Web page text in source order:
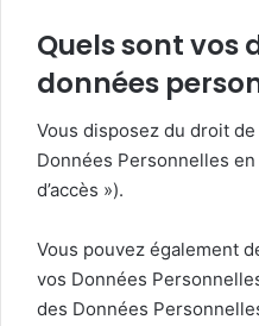
Quels sont vos
données
Vous disposez du droit
Données Personnelles
d’accès »).
Vous pouvez également
vos Données
des Données